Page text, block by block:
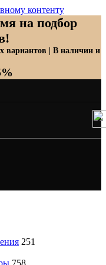
контенту
на подбор
вариантов | В наличии и
251
758